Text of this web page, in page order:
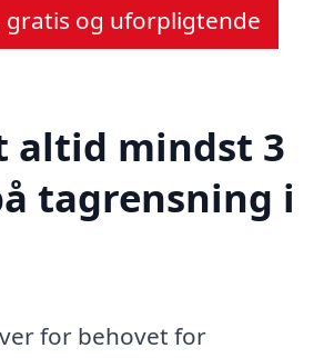
gratis og uforpligtende
altid mindst 3
tagrensning i
for behovet for